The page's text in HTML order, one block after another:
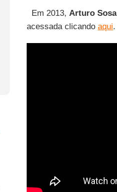
Em 2013, Arturo Sosa
acessada clicando aqui.